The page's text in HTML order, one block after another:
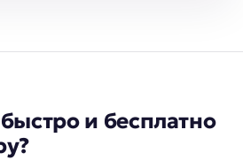
и бесплатно